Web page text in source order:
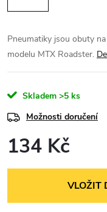
Pneumatiky jsou obuty
modelu MTX Roadster.
Skladem >5 ks
Možnosti doručení
134 Kč
VLOŽIT